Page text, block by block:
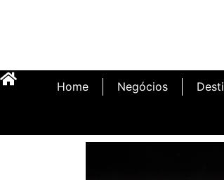
Home Negócios